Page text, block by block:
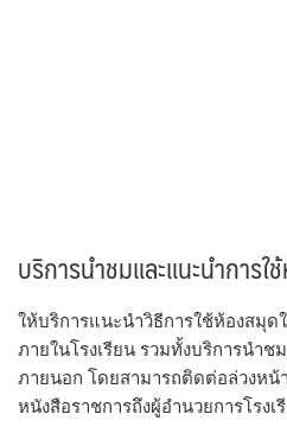
บริการนำชมและแนะนำการใ
ให้บริการแนะนำวิธีการใช้ห้องสมุ
ภายในโรงเรียน รวมทั้งบริการนำ
ภายนอก โดยสามารถติดต่อล่วงห
หนังสือราชการถึงผู้อำนวยการโรงเ